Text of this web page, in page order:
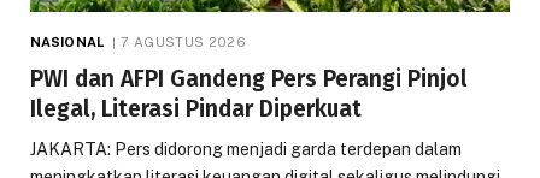
NASIONAL 7 AGUSTUS 2026
PWI dan AFPI Gandeng Pers Perangi Pinjol
Ilegal, Literasi Pindar Diperkuat
JAKARTA: Pers didorong menjadi garda terdepan dalam